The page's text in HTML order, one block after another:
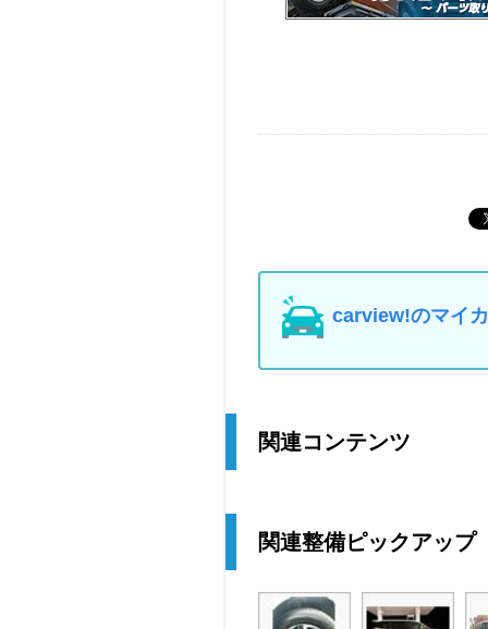
carview!のマイ
関連コンテンツ
関連整備ピックアップ